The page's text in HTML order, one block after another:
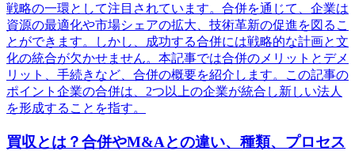
戦略の一環として注目されています。合併を通じて、企業は
資源の最適化や市場シェアの拡大、技術革新の促進を図るこ
とができます。しかし、成功する合併には戦略的な計画と文
化の統合が欠かせません。本記事では合併のメリットとデメ
リット、手続きなど、合併の概要を紹介します。この記事の
ポイント企業の合併は、2つ以上の企業が統合し新しい法人
を形成することを指す。
買収とは？合併やM&Aとの違い、種類、プロセス